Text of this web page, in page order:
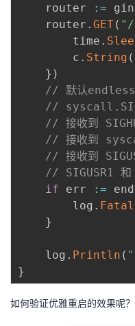
	router
:= gin
	router
. GET(
		time
.
		c
. String (
} )
// 默认endless
//
// 接收到
// 接收到
// 接收到
// SIGUSR1 和
if err :=
		log
.
}
	log
. Println (
}
如何验证优雅重启的效果呢？